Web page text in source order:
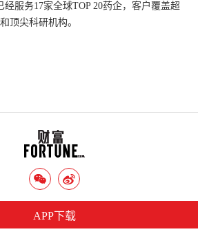
经服务17家全球TOP 20药企，客户覆盖超
顶尖科研机构。
APP下载